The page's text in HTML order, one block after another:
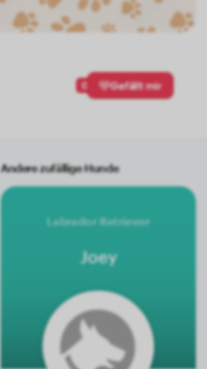
0 Gefällt mir
Andere zufällige Hunde
Labrador Retriever
Joey